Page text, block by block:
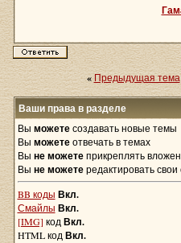
«Предыдущая тема
Ваши права в разделе
Вы можетесоздавать новые темы
Вы можетеотвечать в темах
Вы не можетеприкреплять
Вы не можетередактировать
BB коды Вкл.
Смайлы Вкл.
[IMG] код Вкл.
HTML код Вкл.